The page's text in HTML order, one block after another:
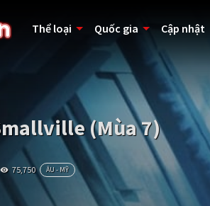
Thể loại Quốc gia Cập nhật
(Mùa 7)
75,750 ÂU - MỸ